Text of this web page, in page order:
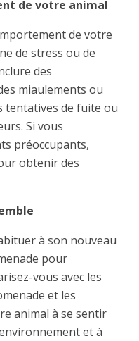
de votre animal
de votre
de stress ou de
des
miaulements ou
tentatives de fuite ou
Si vous
préoccupants,
obtenir des
à son nouveau
pour
vous avec les
et les
animal à se sentir
et à